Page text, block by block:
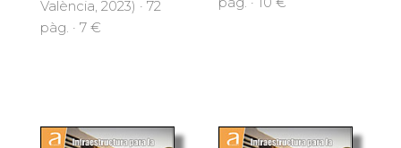
València, 2023) · 72
pàg. · 7 €